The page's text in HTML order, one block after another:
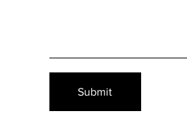
Submit